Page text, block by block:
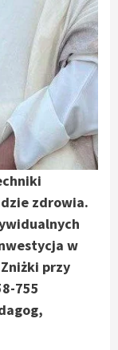
zdrowia.
w
przy
755